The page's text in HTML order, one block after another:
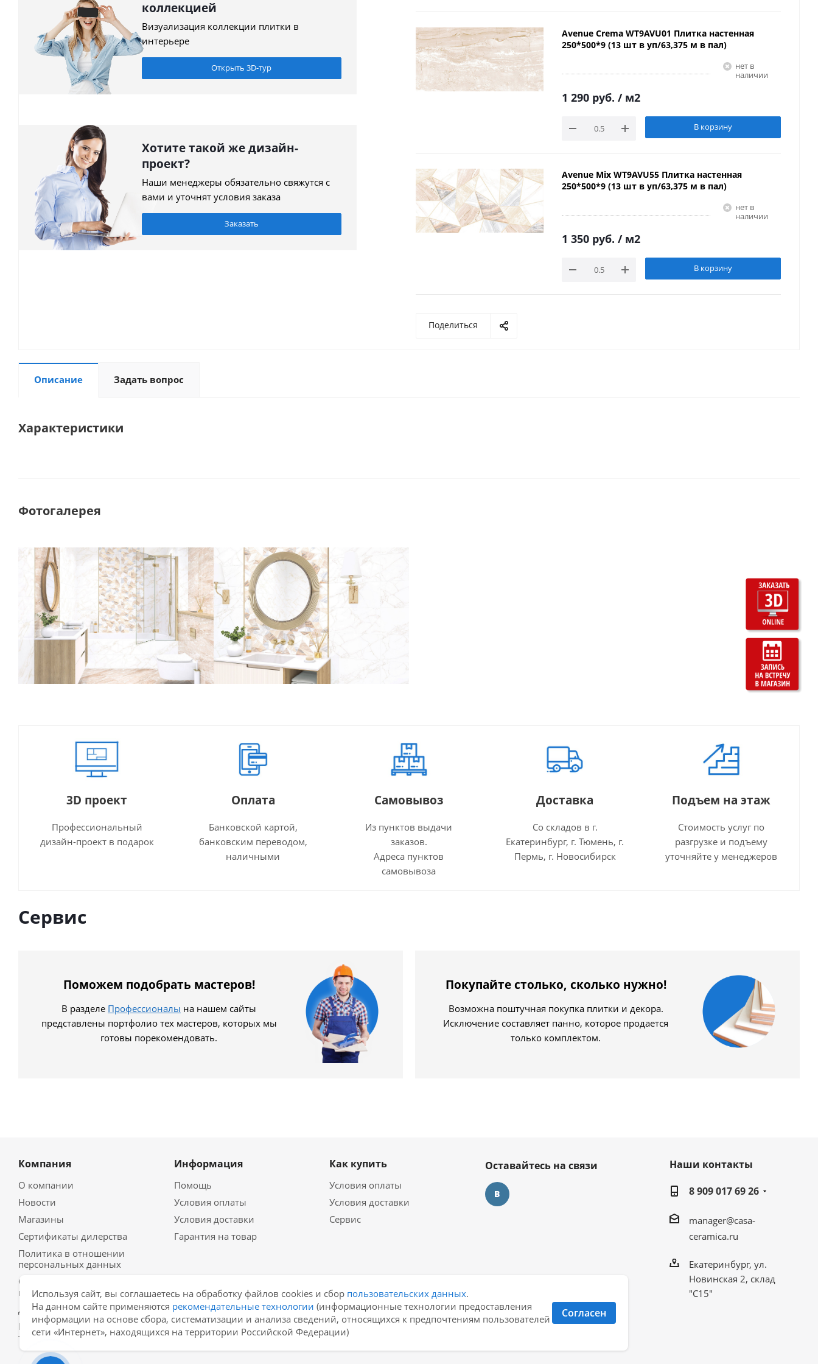
коллекцией
Визуализация коллекции плитки в
интерьере
Открыть 3D-тур
Хотите такой же дизайн-
проект?
Наши менеджеры обязательно свяжутся с
вами и уточнят условия заказа
Заказать
Avenue Crema WT9AVU01 Плитка настенная
250*500*9 (13 шт в уп/63,375 м в пал)
Нет в
наличии
1 290 руб. / м2
В корзину
Avenue Mix WT9AVU55 Плитка настенная
250*500*9 (13 шт в уп/63,375 м в пал)
Нет в
наличии
1 350 руб. / м2
В корзину
Поделиться
Описание Задать вопрос
Характеристики
Фотогалерея
3D проект
Профессиональный
дизайн-проект в подарок
Оплата
Банковской картой,
банковским переводом,
наличными
Самовывоз
Из пунктов выдачи
заказов.
Адреса пунктов
самовывоза
Доставка
Со складов в г.
Екатеринбург, г. Тюмень, г.
Пермь, г. Новосибирск
Подъем на этаж
Стоимость услуг по
разгрузке и подъему
уточняйте у менеджеров
Сервис
Поможем подобрать мастеров!
В разделе Профессионалы на нашем сайты
представлены портфолио тех мастеров, которых мы
готовы порекомендовать.
Покупайте столько, сколько нужно!
Возможна поштучная покупка плитки и декора.
Исключение составляет панно, которое продается
только комплектом.
Компания
О компании
Новости
Магазины
Сертификаты дилерства
Политика в отношении
персональных данных
Согласие на обработку
персональных данных
Договор-оферта
Рекомендательные
технологии
Информация
Помощь
Условия оплаты
Условия доставки
Гарантия на товар
Как купить
Условия оплаты
Условия доставки
Сервис
Оставайтесь на связи
Наши контакты
8 909 017 69 26
manager@casa-
ceramica.ru
Екатеринбург, ул.
Новинская 2, склад
"С15"
Используя сайт, вы соглашаетесь на обработку файлов cookies и сбор пользовательских данных.
На данном сайте применяются рекомендательные технологии (информационные технологии предоставления
информации на основе сбора, систематизации и анализа сведений, относящихся к предпочтениям пользователей
сети «Интернет», находящихся на территории Российской Федерации)
Согласен